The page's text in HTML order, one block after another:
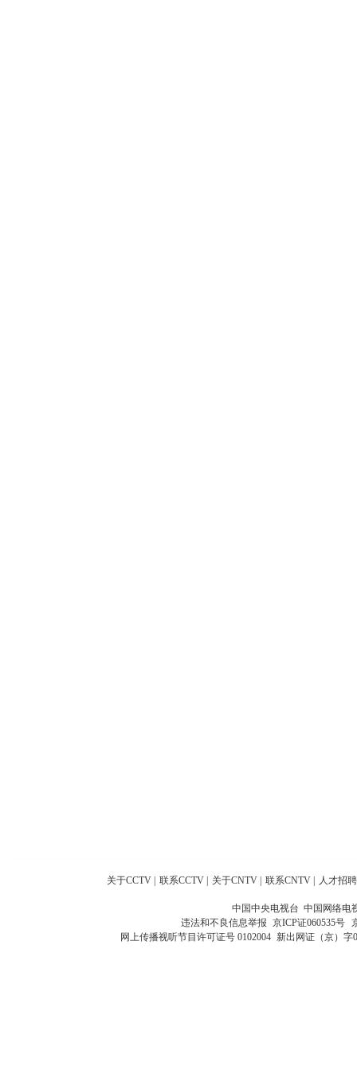
关于CCTV 联系CCTV 关于CNTV 联系CNTV 人才招聘
中国中央电视台 中国网络电
违法和不良信息举报 京ICP证060535号
网上传播视听节目许可证号 0102004 新出网证（京）